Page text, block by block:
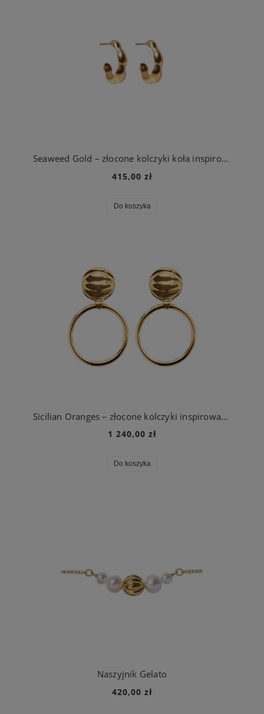
Seaweed Gold – złocone kolczyki koła inspirowane morskimi wodorostami
415,00 zł
Do koszyka
Sicilian Oranges – złocone kolczyki inspirowane sycylijskimi pomarańczami
1 240,00 zł
Do koszyka
Naszyjnik Gelato
420,00 zł